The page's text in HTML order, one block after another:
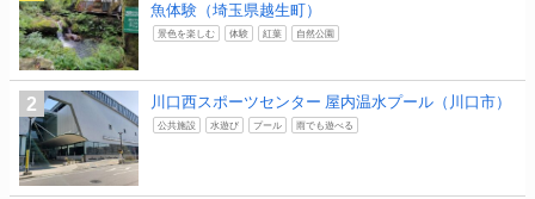
魚体験（埼玉県越生町）
景色を楽しむ 体験 紅葉 自然公園
川口西スポーツセンター 屋内温水プール（川口市）
公共施設 水遊び プール 雨でも遊べる